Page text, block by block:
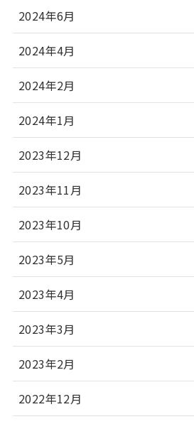
2024年6月
2024年4月
2024年2月
2024年1月
2023年12月
2023年11月
2023年10月
2023年5月
2023年4月
2023年3月
2023年2月
2022年12月